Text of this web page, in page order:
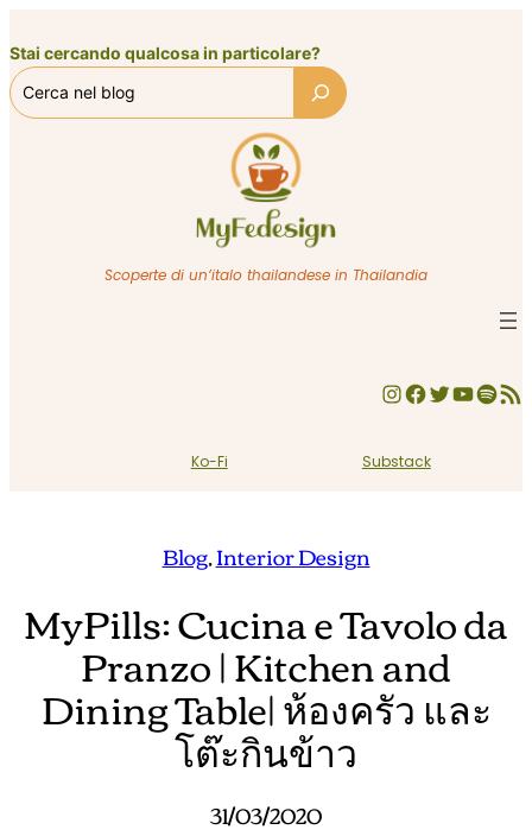
al
contenuto
Stai cercando qualcosa in particolare?
Scoperte di un’italo thailandese in Thailandia
InstagramFacebook Twitter YouTube Spotify Feed RSS
Ko-Fi Substack
Blog, Interior Design
MyPills: Cucina e Tavolo da
Pranzo | Kitchen and
Dining Table| ห้องครัว และ
โต๊ะกินข้าว
31/03/2020